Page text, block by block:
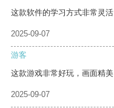
这款软件的学习方式非常灵
2025-09-07
游客
这款游戏非常好玩，画面精美
2025-09-07